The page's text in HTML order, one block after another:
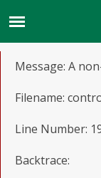
A PHP Error was
Message: A
Filename:
Line Number:
Backtrace: